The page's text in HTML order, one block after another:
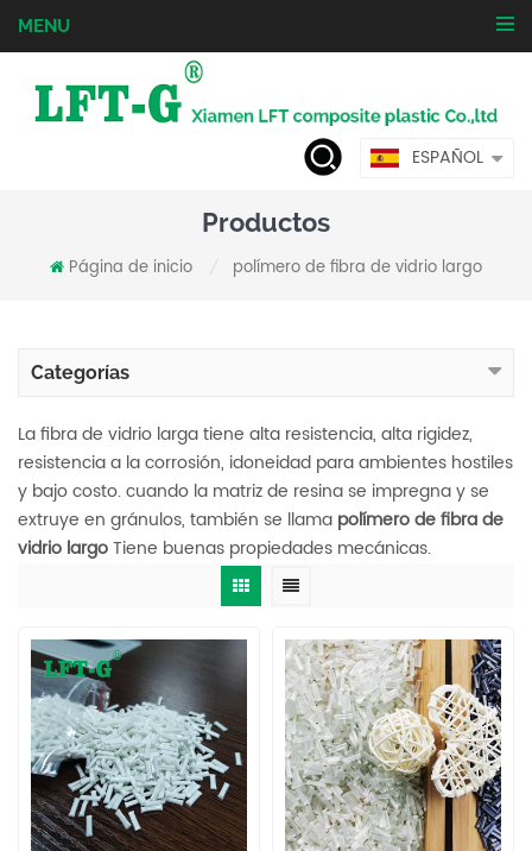
MENU
ESPAÑOL
Productos
Página de inicio polímero de fibra de vidrio largo
Categorías
La fibra de vidrio larga tiene alta resistencia, alta rigidez,
resistencia a la corrosión, idoneidad para ambientes hostiles
y bajo costo. cuando la matriz de resina se impregna y se
extruye en gránulos, también se llama polímero de fibra de
vidrio largoTiene buenas propiedades mecánicas.